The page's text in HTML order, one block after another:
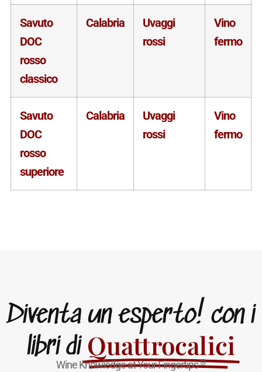
Savuto
DOC
rosso
classico
Calabria
Uvaggi
rossi
Vino
fermo
Savuto
DOC
rosso
superiore
Calabria
Uvaggi
rossi
Vino
fermo
Diventa un esperto! con i
libri di Quattrocalici
Wine Knowledge at Your Fingertips®